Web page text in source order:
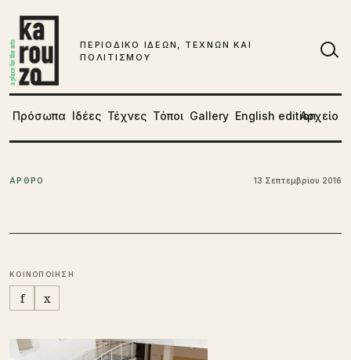
ΠΕΡΙΟΔΙΚΟ ΙΔΕΩΝ, ΤΕΧΝΩΝ ΚΑΙ
ΠΟΛΙΤΙΣΜΟΥ
Πρόσωπα Ιδέες Τέχνες Τόποι Gallery English editionΑρχείο
ΑΡΘΡΟ 13 Σεπτεμβρίου 2016
ΚΟΙΝΟΠΟΙΗΣΗ
f x